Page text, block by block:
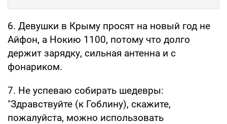
6. Девушки в Крыму просят на новый год не
Айфон, а Нокию 1100, потому что долго
держит зарядку, сильная антенна и с
фонариком.
7. Не успеваю собирать шедевры:
"Здравствуйте (к Гоблину), скажите,
пожалуйста, можно использовать